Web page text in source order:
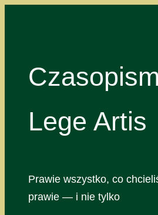
Lege Artis
Prawie wszystko, co
prawie — i nie tylko